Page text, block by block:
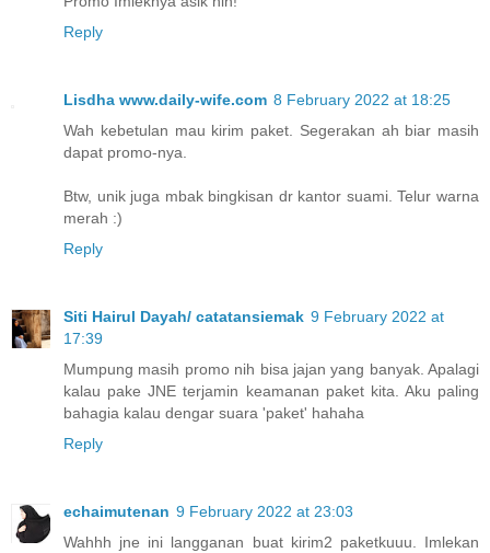
Reply
Lisdha www.daily-wife.com 8 February 2022 at 18:25
Wah kebetulan mau kirim paket. Segerakan ah biar masih
dapat promo-nya.
Btw, unik juga mbak bingkisan dr kantor suami. Telur warna
merah :)
Reply
Siti Hairul Dayah/ catatansiemak 9 February 2022 at
17:39
Mumpung masih promo nih bisa jajan yang banyak. Apalagi
kalau pake JNE terjamin keamanan paket kita. Aku paling
bahagia kalau dengar suara 'paket' hahaha
Reply
echaimutenan 9 February 2022 at 23:03
Wahhh jne ini langganan buat kirim2 paketkuuu. Imlekan